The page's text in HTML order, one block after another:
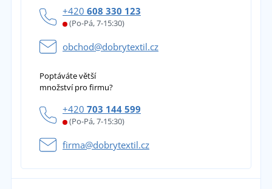
+420 608 330 123
(Po-Pá, 7-15:30)
obchod@dobrytextil.cz
Poptáváte větší
množství pro firmu?
+420 703 144 599
(Po-Pá, 7-15:30)
firma@dobrytextil.cz